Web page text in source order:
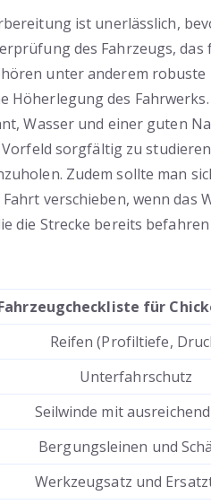
ist unerlässlich,
des Fahrzeugs,
unter anderem
Höherlegung des
Wasser und einer guten
Vorfeld sorgfältig zu
Zudem sollte man
verschieben, wenn das
die Strecke bereits
für
Reifen (Profiltiefe,
Unterfahrschutz
Seilwinde mit ausreichend
Bergungsleinen und
Werkzeugsatz und